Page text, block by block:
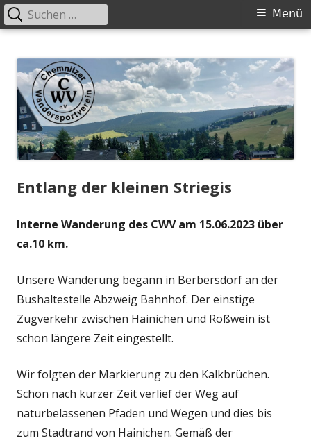
zum
Inhalt
eV.
Primäres
Menü
Suchen
nach:
Entlang der kleinen Striegis
Interne Wanderung des CWV am 15.06.2023 über
ca.10 km.
Unsere Wanderung begann in Berbersdorf an der
Bushaltestelle Abzweig Bahnhof. Der einstige
Zugverkehr zwischen Hainichen und Roßwein ist
schon längere Zeit eingestellt.
Wir folgten der Markierung zu den Kalkbrüchen.
Schon nach kurzer Zeit verlief der Weg auf
naturbelassenen Pfaden und Wegen und dies bis
zum Stadtrand von Hainichen. Gemäß der